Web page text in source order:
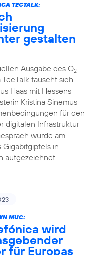
TECTALK:
gestalten
Ausgabe des O2
tauscht sich
Haas mit Hessens
Kristina Sinemus
für den
digitalen Infrastruktur
wurde am
Gigabitgipfels in
aufgezeichnet.
MUC:
wird
für Europas